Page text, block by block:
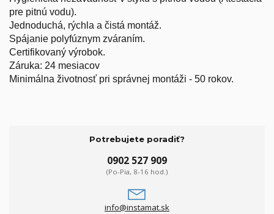
pre pitnú vodu).
Jednoduchá, rýchla a čistá montáž.
Spájanie polyfúznym zváraním.
Certifikovaný výrobok.
Záruka: 24 mesiacov
Minimálna životnosť pri správnej montáži - 50 rokov.
Potrebujete poradiť?
0902 527 909
(Po-Pia, 8-16 hod.)
info@instamat.sk